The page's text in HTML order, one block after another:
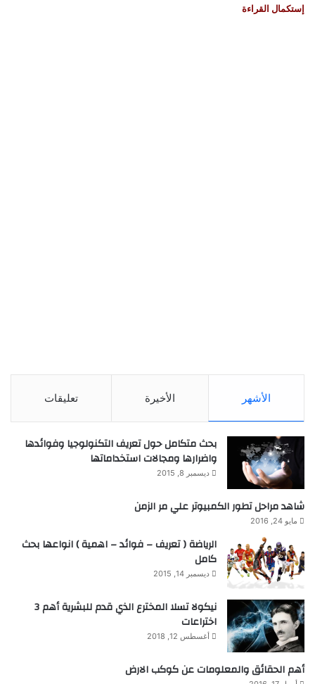
إستكمال القراءة
الأشهر الأخيرة تعليقات
بحث متكامل حول تعريف التكنولوجيا وفوائدها
واضرارها ومجالات استخداماتها
ديسمبر 8, 2015
شاهد مراحل تطور الكمبيوتر علي مر الزمن
مايو 24, 2016
الرياضة ( تعريف – فوائد – اهمية ) انواعها بحث
كامل
ديسمبر 14, 2015
نيكولا تسلا المخترع الذي قدم للبشرية أهم 3
اختراعات
أغسطس 12, 2018
أهم الحقائق والمعلومات عن كوكب الارض